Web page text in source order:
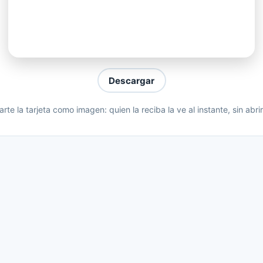
brazos aprendí lo que era amor
besos sin tu amor no sé vivir
lo importante para mi........
Descargar
la tarjeta como imagen: quien la reciba la ve al instante, sin